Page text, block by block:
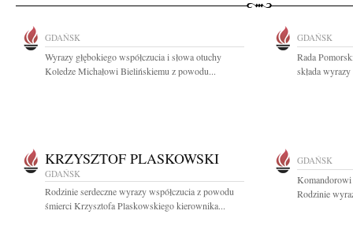
GDAŃSK
Wyrazy głębokiego współczucia i słowa otuchy
Koledze Michałowi Bielińskiemu z powodu...
GDAŃSK
Rada
składa
KRZYSZTOF PLASKOWSKI
GDAŃSK
Rodzinie serdeczne wyrazy współczucia z powodu
śmierci Krzysztofa Plaskowskiego kierownika...
GDAŃSK
Komandorowi
Rodzinie